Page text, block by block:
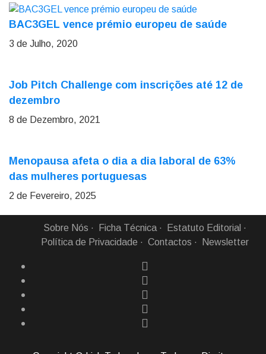
BAC3GEL vence prémio europeu de saúde
3 de Julho, 2020
Job Pitch Challenge com inscrições até 12 de
dezembro
8 de Dezembro, 2021
Menopausa afeta o dia a dia laboral de 63%
das mulheres portuguesas
2 de Fevereiro, 2025
Sobre Nós Ficha Técnica
Estatuto Editorial
Política de Privacidade
Contactos Newsletter